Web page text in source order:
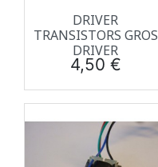
DRIVER
TRANSISTORS GROS
DRIVER
Prix
4,50 €